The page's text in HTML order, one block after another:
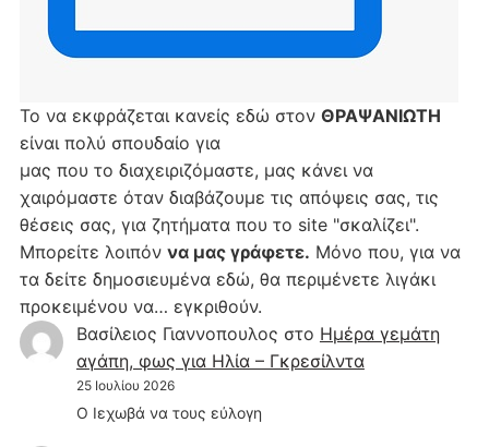
Το να εκφράζεται κανείς εδώ στον ΘΡΑΨΑΝΙΩΤΗ
είναι πολύ σπουδαίο για
μας που το διαχειριζόμαστε, μας κάνει να
χαιρόμαστε όταν διαβάζουμε τις απόψεις σας, τις
θέσεις σας, για ζητήματα που το site "σκαλίζει".
Μπορείτε λοιπόν να μας γράφετε. Μόνο που, για να
τα δείτε δημοσιευμένα εδώ, θα περιμένετε λιγάκι
προκειμένου να… εγκριθούν.
Βασίλειος Γιαννοπουλος στο Hμέρα γεμάτη
αγάπη, φως για Ηλία – Γκρεσίλντα
25 Ιουλίου 2026
Ο Ιεχωβά να τους εύλογη